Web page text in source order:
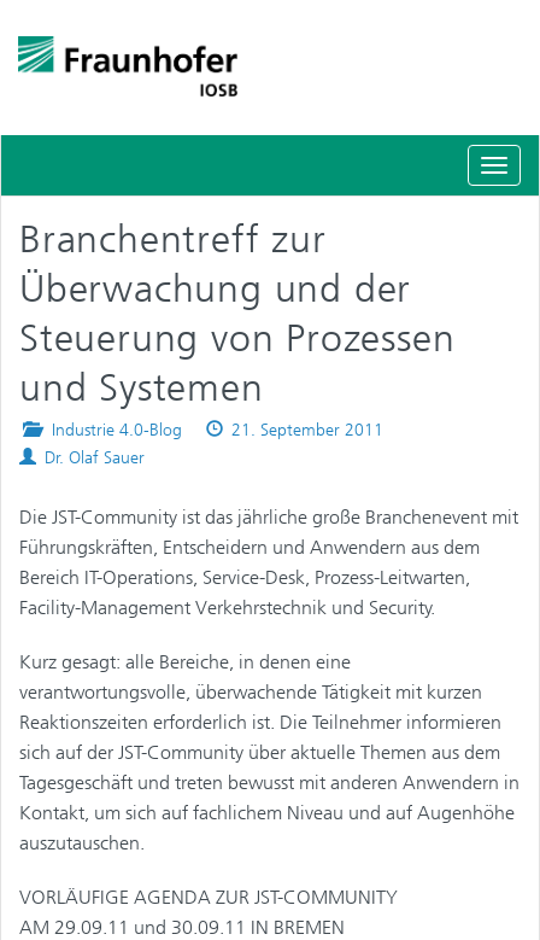
Branchentreff zur
Überwachung und der
Steuerung von Prozessen
und Systemen
Posted
in
Industrie 4.0-Blog
Published
21. September 2011
Authors
Dr. Olaf Sauer
Die JST-Community ist das jährliche große Branchenevent mit
Führungskräften, Entscheidern und Anwendern aus dem
Bereich IT-Operations, Service-Desk, Prozess-Leitwarten,
Facility-Management Verkehrstechnik und Security.
Kurz gesagt: alle Bereiche, in denen eine
verantwortungsvolle, überwachende Tätigkeit mit kurzen
Reaktionszeiten erforderlich ist. Die Teilnehmer informieren
sich auf der JST-Community über aktuelle Themen aus dem
Tagesgeschäft und treten bewusst mit anderen Anwendern in
Kontakt, um sich auf fachlichem Niveau und auf Augenhöhe
auszutauschen.
VORLÄUFIGE AGENDA ZUR JST-COMMUNITY
AM 29.09.11 und 30.09.11 IN BREMEN